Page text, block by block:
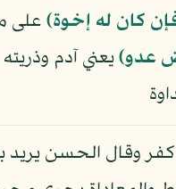
كان له إخوة﴾ على
عدو﴾يعني آدم
وقال الحسن يريد